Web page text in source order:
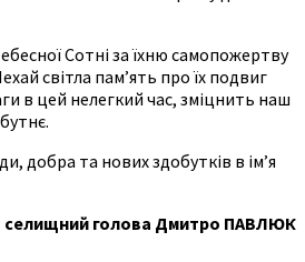
Сотні за їхню самопожертву
світла пам’ять про їх подвиг
в цей нелегкий час, зміцнить наш
добра та нових здобутків в ім’я
селищний голова Дмитро ПАВЛЮК